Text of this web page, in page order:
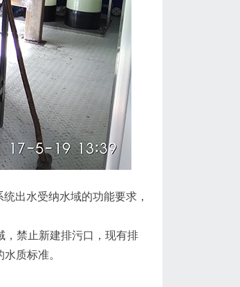
出水受纳水域的功能要求，
禁止新建排污口，现有排
质标准。